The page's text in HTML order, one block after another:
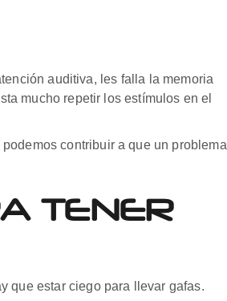
auditiva, les falla la memoria
mucho repetir los estímulos en el
contribuir a que un problema
TENER
que estar ciego para llevar gafas.